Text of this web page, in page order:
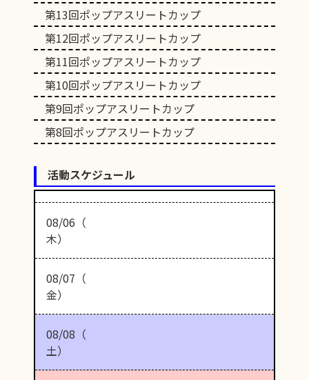
第13回ポップアスリートカップ
第12回ポップアスリートカップ
第11回ポップアスリートカップ
第10回ポップアスリートカップ
第9回ポップアスリートカップ
第8回ポップアスリートカップ
活動スケジュール
08/06（
木）
08/07（
金）
08/08（
土）